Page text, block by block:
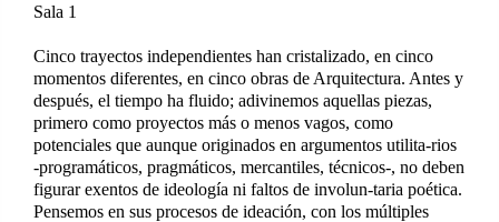
Sala 1
Cinco trayectos independientes han cristalizado, en cinco
momentos diferentes, en cinco obras de Arquitectura. Antes y
después, el tiempo ha fluido; adivinemos aquellas piezas,
primero como proyectos más o menos vagos, como
potenciales que aunque originados en argumentos utilita-rios
-programáticos, pragmáticos, mercantiles, técnicos-, no deben
figurar exentos de ideología ni faltos de involun-taria poética.
Pensemos en sus procesos de ideación, con los múltiples